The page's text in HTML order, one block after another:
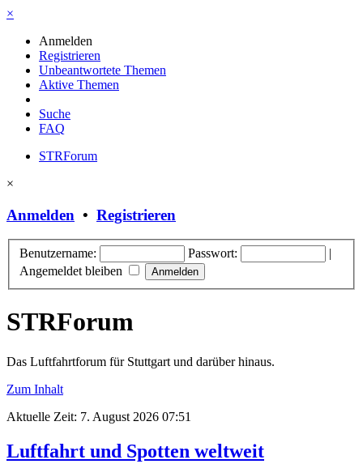
×
Anmelden
Registrieren
Unbeantwortete Themen
Aktive Themen
Suche
FAQ
STRForum
×
Anmelden • Registrieren
Benutzername: Passwort:
|
Angemeldet bleiben
STRForum
Das Luftfahrtforum für Stuttgart und darüber hinaus.
Zum Inhalt
Aktuelle Zeit: 7. August 2026 07:51
Luftfahrt und Spotten weltweit